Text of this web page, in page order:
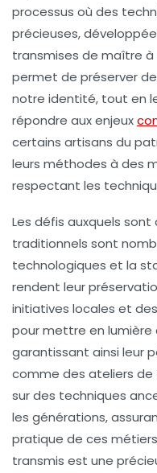
processus où des
précieuses,
transmises de maître
permet de préserver
notre identité, tout en
répondre aux enjeux
certains artisans du
leurs méthodes à des
respectant les
Les défis auxquels
traditionnels sont
technologiques et la
rendent leur
initiatives locales et
pour mettre en lumière
garantissant ainsi leur
comme des ateliers de
sur des techniques
les générations,
pratique de ces
transmis est une